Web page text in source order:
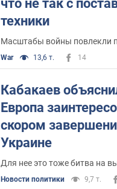
что не так с
техники
Масштабы войны повлекли
War 13,6 т. 14
Кабакаев
Европа
скором
Украине
Для нее это тоже битва на
Новости политики 9,7 т.